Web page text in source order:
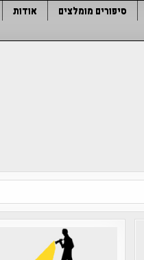
סיפורים מומלצים אודות